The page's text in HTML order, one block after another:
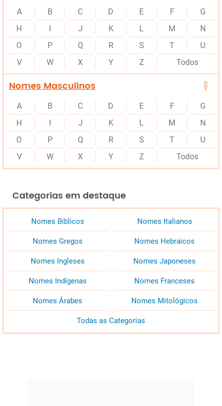
A B C D E F
G
H
J K L M
N
O
P Q R S T
U
V
W X Y Z Todos
Nomes Masculinos
A B C D E F
G
H
J K L M
N
O
P Q R S T
U
V
W X Y Z Todos
Categorias em destaque
Nomes Bíblicos Nomes Italianos
Nomes Gregos Nomes Hebraicos
Nomes Ingleses Nomes Japoneses
Nomes Indígenas Nomes Franceses
Nomes Árabes Nomes Mitológicos
Todas as Categorias